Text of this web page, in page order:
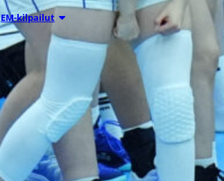
EM-kilpailut 05.08.2026 18:54
Suomen 16-
vuotiaat
suuntaavat B-
divisioonan